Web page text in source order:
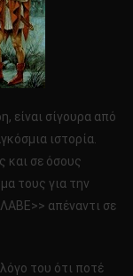
είναι σίγουρα από
ιστορία.
και σε όσους
τους για την
απέναντι σε
του ότι ποτέ